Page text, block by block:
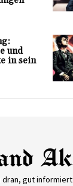
und
in sein
dran, gut informiert